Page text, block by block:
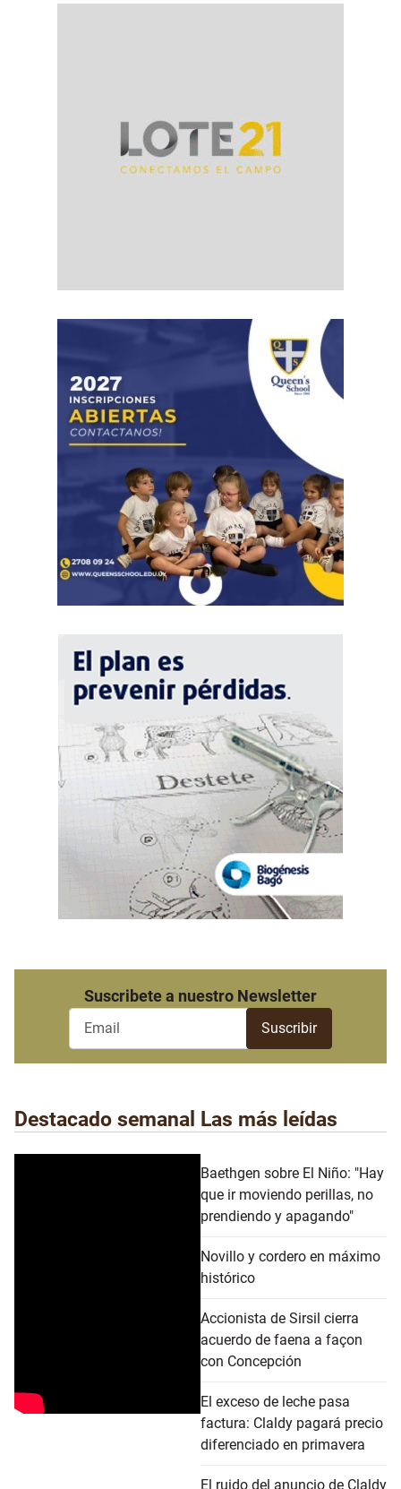
Suscribete a nuestro Newsletter
Destacado semanal Las más leídas
Baethgen sobre El Niño: "Hay
que ir moviendo perillas, no
prendiendo y apagando"
Novillo y cordero en máximo
histórico
Accionista de Sirsil cierra
acuerdo de faena a façon
con Concepción
El exceso de leche pasa
factura: Claldy pagará precio
diferenciado en primavera
El ruido del anuncio de Claldy